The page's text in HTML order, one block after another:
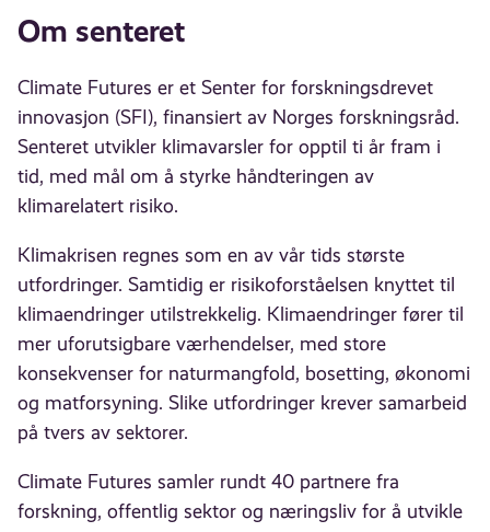
Om senteret
Climate Futures er et Senter for forskningsdrevet
innovasjon (SFI), finansiert av Norges forskningsråd.
Senteret utvikler klimavarsler for opptil ti år fram i
tid, med mål om å styrke håndteringen av
klimarelatert risiko.
Klimakrisen regnes som en av vår tids største
utfordringer. Samtidig er risikoforståelsen knyttet til
klimaendringer utilstrekkelig. Klimaendringer fører til
mer uforutsigbare værhendelser, med store
konsekvenser for naturmangfold, bosetting, økonomi
og matforsyning. Slike utfordringer krever samarbeid
på tvers av sektorer.
Climate Futures samler rundt 40 partnere fra
forskning, offentlig sektor og næringsliv for å utvikle